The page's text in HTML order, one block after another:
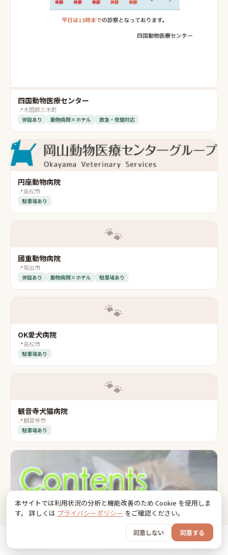
四国動物医療センター
📍木田郡三木町
併設あり 動物病院×ホテル 救急・夜間対応
円座動物病院
📍高松市
駐車場あり
🐾
國重動物病院
📍坂出市
併設あり 動物病院×ホテル 駐車場あり
🐾
OK愛犬病院
📍高松市
駐車場あり
🐾
観音寺犬猫病院
📍観音寺市
駐車場あり
本サイトでは利用状況の分析と機能改善のため Cookie を使用しま
す。 詳しくは プライバシーポリシー をご確認ください。
同意しない 同意する